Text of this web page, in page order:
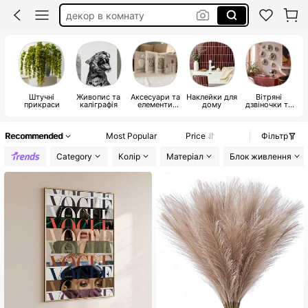
штучні квіти
декор для комнаты
Штучні
прикраси
Живопис та
каліграфія
Аксесуари та
елементи
Наклейки для
дому
Вітряні
дзвіночки та
Recommended Most Popular Price
Фільтр
Category
Колір Матеріал Блок живлення